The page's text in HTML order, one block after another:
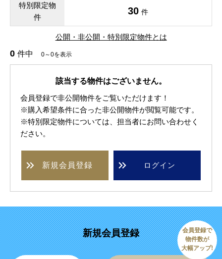
特別限定物
件
30 件
公開・非公開・特別限定物件とは
0 件中 0～0を表示
該当する物件はございません。
会員登録で非公開物件をご覧いただけます！
※購入希望条件に合った非公開物件が閲覧可能です。
※特別限定物件については、担当者にお問い合わせく
ださい。
新規会員登録 ログイン
新規会員登録
会員登録で
物件数が
大幅アップ!